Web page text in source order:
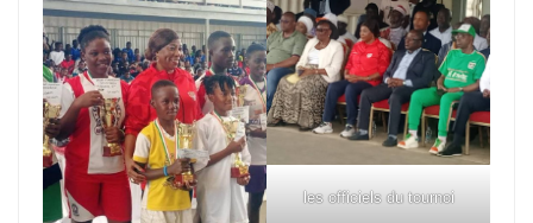
les officiels du tournoi